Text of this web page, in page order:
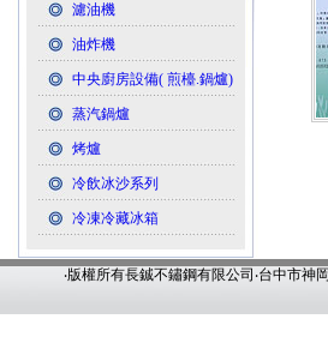
濾油機
油炸機
中央廚房設備( 煎檯.鍋爐)
蒸汽鍋爐
烤爐
冷飲冰沙系列
冷凍冷藏冰箱
‧版權所有長鋮不鏽鋼有限公司‧台中市神